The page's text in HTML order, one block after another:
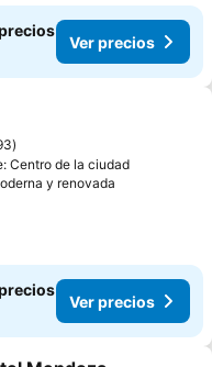
Ver precios
a favoritos
Centro de la ciudad
y renovada
Ver precios